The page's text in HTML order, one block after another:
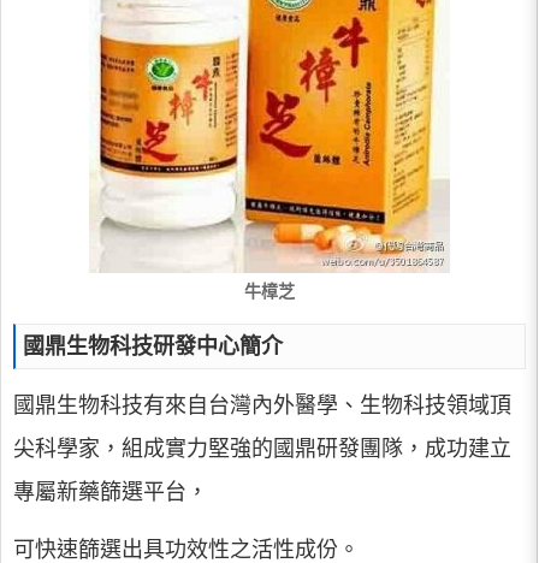
牛樟芝
國鼎生物科技研發中心簡介
國鼎生物科技有來自台灣內外醫學、生物科技領域頂
尖科學家，組成實力堅強的國鼎研發團隊，成功建立
專屬新藥篩選平台，
可快速篩選出具功效性之活性成份。